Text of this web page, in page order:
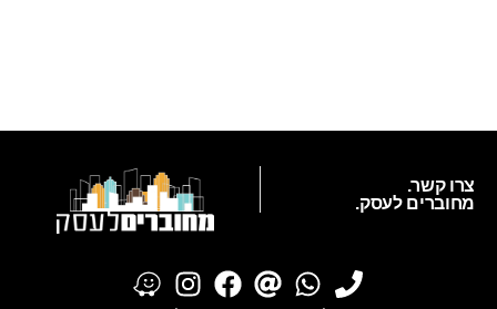
צרו קשר.
מחוברים לעסק.